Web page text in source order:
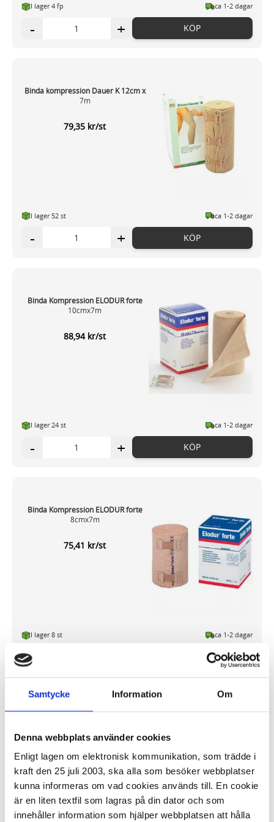
Samtycke Information Om
Denna webbplats använder cookies
Enligt lagen om elektronisk kommunikation, som trädde i
kraft den 25 juli 2003, ska alla som besöker webbplatser
kunna informeras om vad cookies används till. En cookie
är en liten textfil som lagras på din dator och som
innehåller information som hjälper webbplatsen att hålla
I lager 4 fp ca 1-2 dagar
- + KÖP
Binda kompression Dauer K 12cm x
7m
79,35 kr/st
I lager 52 st ca 1-2 dagar
- + KÖP
Binda Kompression ELODUR forte
10cmx7m
88,94 kr/st
I lager 24 st ca 1-2 dagar
- + KÖP
Binda Kompression ELODUR forte
8cmx7m
75,41 kr/st
I lager 8 st ca 1-2 dagar
-
43,08 kr/st